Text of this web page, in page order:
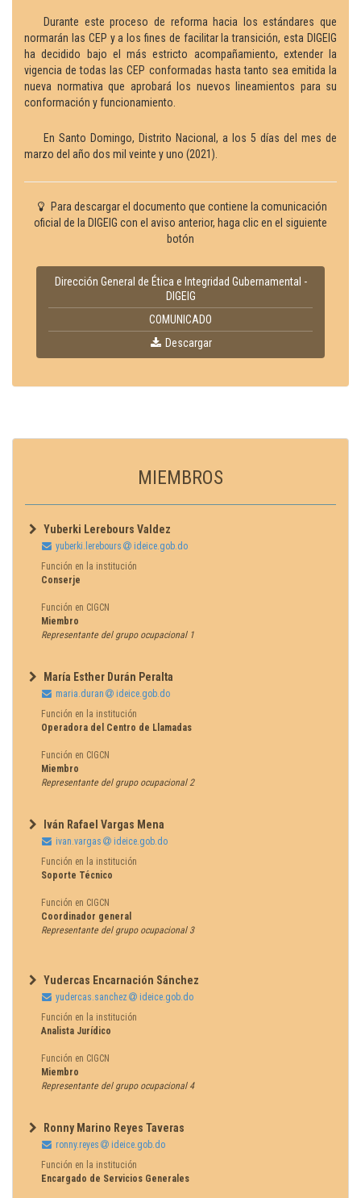
Durante este proceso de reforma hacia los estándares que
normarán las CEP y a los fines de facilitar la transición, esta DIGEIG
ha decidido bajo el más estricto acompañamiento, extender la
vigencia de todas las CEP conformadas hasta tanto sea emitida la
nueva normativa que aprobará los nuevos lineamientos para su
conformación y funcionamiento.
En Santo Domingo, Distrito Nacional, a los 5 días del mes de
marzo del año dos mil veinte y uno (2021).
Para descargar el documento que contiene la comunicación
oficial de la DIGEIG con el aviso anterior, haga clic en el siguiente
botón
Dirección General de Ética e Integridad Gubernamental -
DIGEIG
COMUNICADO
Descargar
MIEMBROS
Yuberki Lerebours Valdez
yuberki.lerebours
ideice.gob.do
Función en la institución
Conserje
Función en CIGCN
Miembro
Representante del grupo ocupacional 1
María Esther Durán Peralta
maria.duran
ideice.gob.do
Función en la institución
Operadora del Centro de Llamadas
Función en CIGCN
Miembro
Representante del grupo ocupacional 2
Iván Rafael Vargas Mena
ivan.vargas
ideice.gob.do
Función en la institución
Soporte Técnico
Función en CIGCN
Coordinador general
Representante del grupo ocupacional 3
Yudercas Encarnación Sánchez
yudercas.sanchez
ideice.gob.do
Función en la institución
Analista Jurídico
Función en CIGCN
Miembro
Representante del grupo ocupacional 4
Ronny Marino Reyes Taveras
ronny.reyes
ideice.gob.do
Función en la institución
Encargado de Servicios Generales